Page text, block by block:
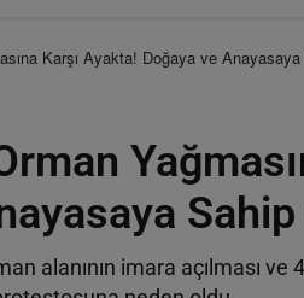
Karşı Ayakta! Doğaya ve Anayasaya
Sahip
alanının imara açılması ve